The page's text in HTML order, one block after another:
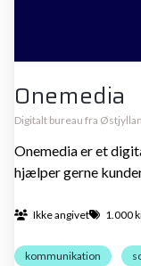
Onemedia
Digitalt bureau fra
Onemedia er et
hjælper gerne
Ikke angivet 1.000
kommunikation